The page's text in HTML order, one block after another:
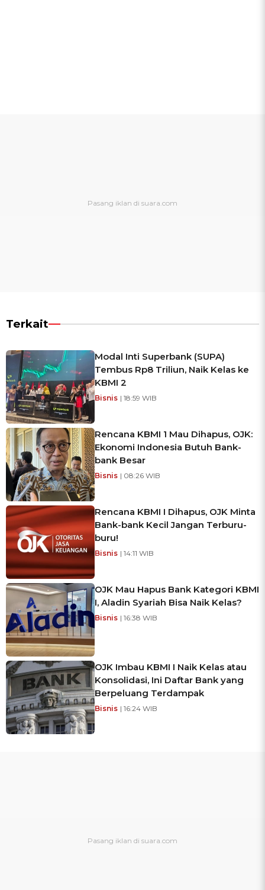
Terkait
Modal Inti Superbank (SUPA)
Tembus Rp8 Triliun, Naik Kelas ke
KBMI 2
Bisnis | 18:59 WIB
Rencana KBMI 1 Mau Dihapus, OJK:
Ekonomi Indonesia Butuh Bank-
bank Besar
Bisnis | 08:26 WIB
Rencana KBMI I Dihapus, OJK Minta
Bank-bank Kecil Jangan Terburu-
buru!
Bisnis | 14:11 WIB
OJK Mau Hapus Bank Kategori KBMI
I, Aladin Syariah Bisa Naik Kelas?
Bisnis | 16:38 WIB
OJK Imbau KBMI I Naik Kelas atau
Konsolidasi, Ini Daftar Bank yang
Berpeluang Terdampak
Bisnis | 16:24 WIB